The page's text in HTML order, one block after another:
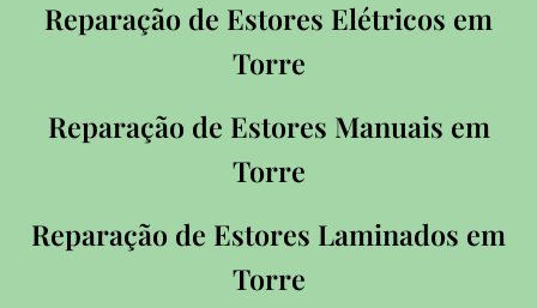
Reparação de Estores Elétricos em
Torre
Reparação de Estores Manuais em
Torre
Reparação de Estores Laminados em
Torre